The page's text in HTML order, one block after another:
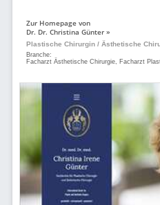
Zur Homepage von
Dr. Dr. Christina Günter »
Plastische Chirurgin / Ästhetische
Branche:
Facharzt Ästhetische Chirurgie, Facharzt